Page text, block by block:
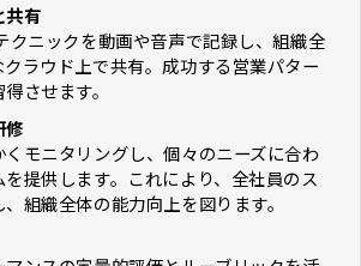
共有
クニックを動画や音声で記録し、組織全
ラウド上で共有。成功する営業パター
させます。
修
モニタリングし、個々のニーズに合わ
提供します。これにより、全社員のス
組織全体の能力向上を図ります。